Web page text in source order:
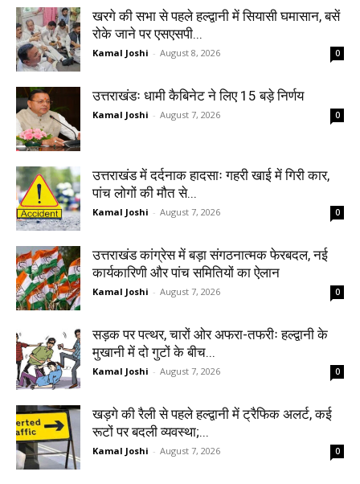
खरगे की सभा से पहले हल्द्वानी में सियासी घमासान, बसें
रोके जाने पर एसएसपी...
Kamal Joshi - August 8, 2026 0
उत्तराखंडः धामी कैबिनेट ने लिए 15 बड़े निर्णय
Kamal Joshi - August 7, 2026 0
उत्तराखंड में दर्दनाक हादसाः गहरी खाई में गिरी कार,
पांच लोगों की मौत से...
Kamal Joshi - August 7, 2026 0
उत्तराखंड कांग्रेस में बड़ा संगठनात्मक फेरबदल, नई
कार्यकारिणी और पांच समितियों का ऐलान
Kamal Joshi - August 7, 2026 0
सड़क पर पत्थर, चारों ओर अफरा-तफरीः हल्द्वानी के
मुखानी में दो गुटों के बीच...
Kamal Joshi - August 7, 2026 0
खड़गे की रैली से पहले हल्द्वानी में ट्रैफिक अलर्ट, कई
रूटों पर बदली व्यवस्था;...
Kamal Joshi - August 7, 2026 0